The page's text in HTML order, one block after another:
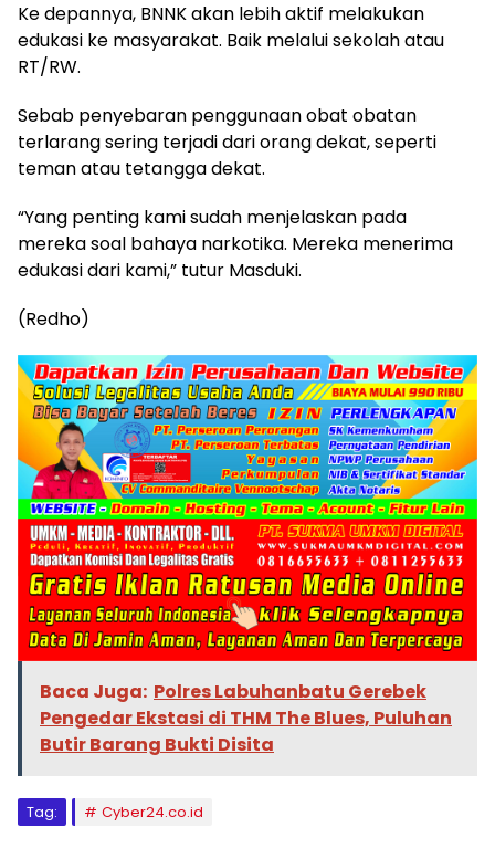
Ke depannya, BNNK akan lebih aktif melakukan
edukasi ke masyarakat. Baik melalui sekolah atau
RT/RW.
Sebab penyebaran penggunaan obat obatan
terlarang sering terjadi dari orang dekat, seperti
teman atau tetangga dekat.
“Yang penting kami sudah menjelaskan pada
mereka soal bahaya narkotika. Mereka menerima
edukasi dari kami,” tutur Masduki.
(Redho)
Baca Juga: Polres Labuhanbatu Gerebek
Pengedar Ekstasi di THM The Blues, Puluhan
Butir Barang Bukti Disita
Tag: Cyber24.co.id